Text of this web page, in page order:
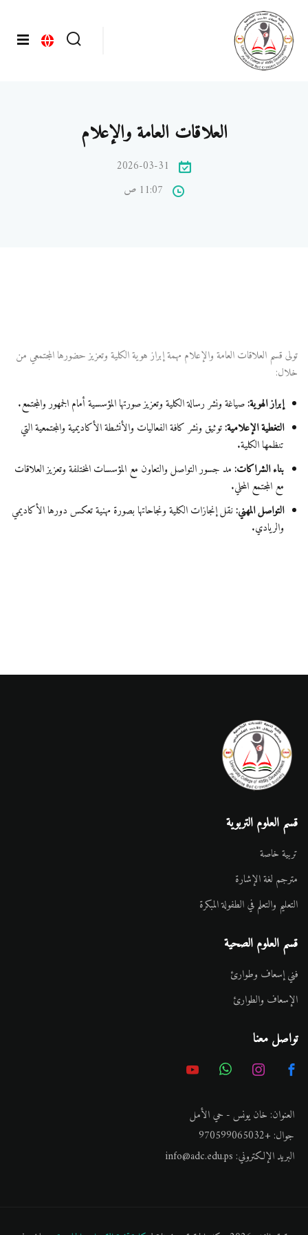
العلاقات العامة والإعلام
2026-03-31
11:07 ص
تولى قسم العلاقات العامة والإعلام مهمة إبراز هوية الكلية وتعزيز حضورها المجتمعي من
خلال:
إبراز الهوية:صياغة ونشر رسالة الكلية وتعزيز صورتها المؤسسية أمام الجمهور والمجتمع.
التغطية الإعلامية:توثيق ونشر كافة الفعاليات والأنشطة الأكاديمية والمجتمعية التي
تنظمها الكلية.
بناء الشراكات:مد جسور التواصل والتعاون مع المؤسسات المختلفة وتعزيز العلاقات
مع المجتمع المحلي.
التواصل المهني:نقل إنجازات الكلية ونجاحاتها بصورة مهنية تعكس دورها الأكاديمي
والريادي.
قسم العلوم التربوية
تربية خاصة
مترجم لغة الإشارة
التعليم والتعلم في الطفولة المبكرة
قسم العلوم الصحية
فني إسعاف وطوارئ
الإسعاف والطوارئ
تواصل معنا
العنوان: خان يونس - حي الأمل
جوال: +970599065032
البريد الإلكتروني: info@adc.edu.ps